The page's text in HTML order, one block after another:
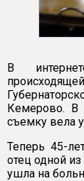
В
Кемерово. В
съемку вела
Теперь 45-
отец одной
ушла на